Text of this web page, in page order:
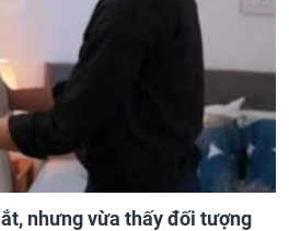
nhưng vừa thấy đối tượng